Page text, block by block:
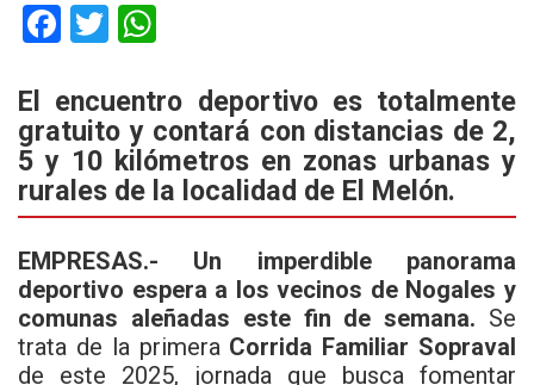
F
ce
b
o
o
k
T
tt
er
at
s
A
p
p
El encuentro deportivo es totalmente
gratuito y contará con distancias de 2,
5 y 10 kilómetros en zonas urbanas y
rurales de la localidad de El Melón.
EMPRESAS.- Un imperdible panorama
deportivo espera a los vecinos de Nogales y
comunas aleñadas este fin de semana. Se
trata de la primera Corrida Familiar Sopraval
de este 2025, jornada que busca fomentar